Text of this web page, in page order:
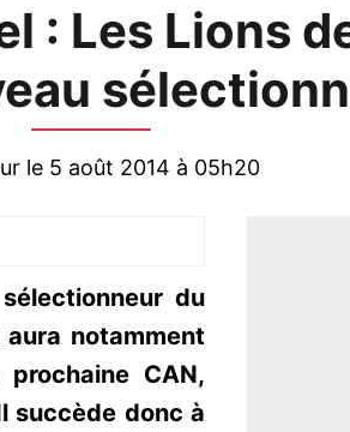
: Les Lions
le 5 août 2014 à 05h20
du
aura notamment
CAN,
succède donc à